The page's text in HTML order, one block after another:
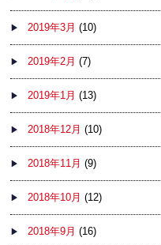
2019年3月 (10)
2019年2月 (7)
2019年1月 (13)
2018年12月 (10)
2018年11月 (9)
2018年10月 (12)
2018年9月 (16)